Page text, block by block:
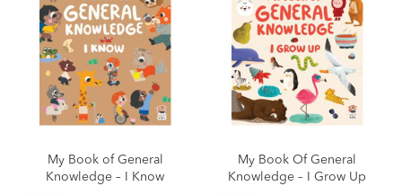
My Book of General
Knowledge – I Know
My Book Of General
Knowledge – I Grow Up